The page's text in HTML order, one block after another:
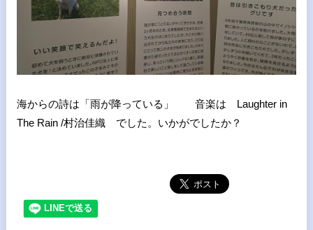
海からの詩は「雨が降っている」 音楽は Laughter in
The Rain /村治佳織 でした。いかがでしたか？